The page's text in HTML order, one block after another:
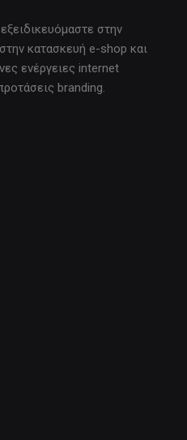
στην
κατασκευή e-shop και
ενέργειες internet
branding.